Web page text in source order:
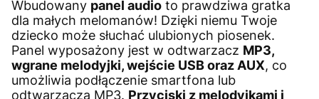
Wbudowany panel audio to prawdziwa gratka
dla małych melomanów! Dzięki niemu Twoje
dziecko może słuchać ulubionych piosenek.
Panel wyposażony jest w odtwarzacz MP3,
wgrane melodyjki, wejście USB oraz AUX, co
umożliwia podłączenie smartfona lub
odtwarzacza MP3. Przyciski z melodyjkami i